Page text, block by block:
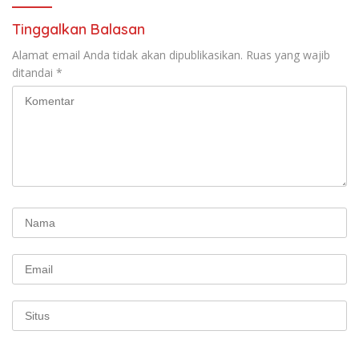
Tinggalkan Balasan
Alamat email Anda tidak akan dipublikasikan. Ruas yang wajib
ditandai *